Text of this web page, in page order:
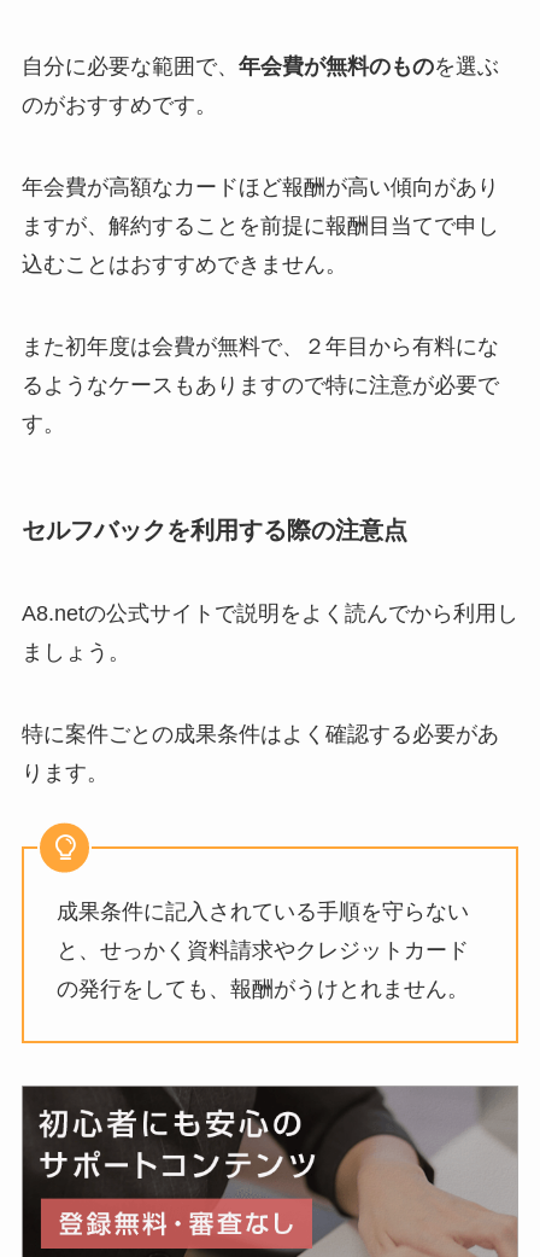
自分に必要な範囲で、 年会費が無料のものを選ぶ
のがおすすめです。
年会費が高額なカードほど報酬が高い傾向があり
ますが、解約することを前提に報酬目当てで申し
込むことはおすすめできません。
また初年度は会費が無料で、２年目から有料にな
るようなケースもありますので特に注意が必要で
す。
セルフバックを利用する際の注意点
A8.netの公式サイトで説明をよく読んでから利用し
ましょう。
特に案件ごとの成果条件はよく確認する必要があ
ります。
成果条件に記入されている手順を守らない
と、せっかく資料請求やクレジットカード
の発行をしても、報酬がうけとれません。